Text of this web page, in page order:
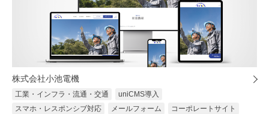
株式会社小池電機
工業・インフラ・流通・交通
uniCMS導入
スマホ・レスポンシブ対応
メールフォーム
コーポレートサイト